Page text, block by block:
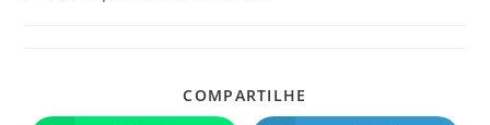
COMPARTILHE